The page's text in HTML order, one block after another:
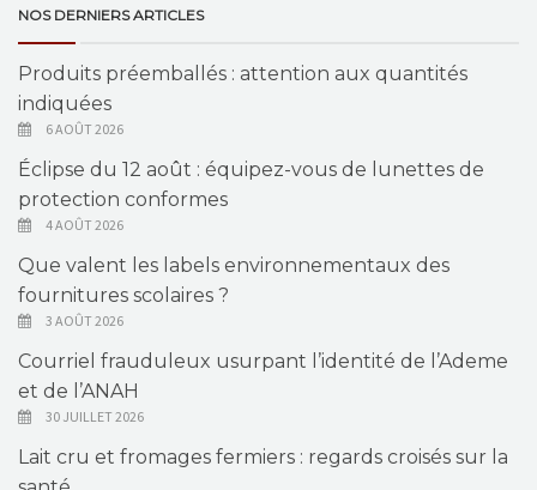
NOS DERNIERS ARTICLES
Produits préemballés : attention aux quantités
indiquées
6 AOÛT 2026
Éclipse du 12 août : équipez-vous de lunettes de
protection conformes
4 AOÛT 2026
Que valent les labels environnementaux des
fournitures scolaires ?
3 AOÛT 2026
Courriel frauduleux usurpant l’identité de l’Ademe
et de l’ANAH
30 JUILLET 2026
Lait cru et fromages fermiers : regards croisés sur la